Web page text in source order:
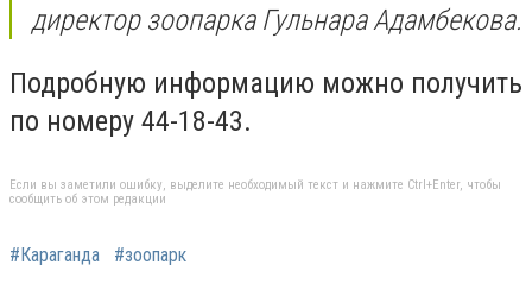
директор зоопарка Гульнара Адамбекова.
Подробную информацию можно получить
по номеру 44-18-43.
Если вы заметили ошибку, выделите необходимый текст и нажмите Ctrl+Enter, чтобы
сообщить об этом редакции
#Караганда #зоопарк